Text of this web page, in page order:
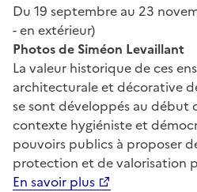
Du 19 septembre au 23
- en extérieur)
Photos de Siméon Levaillant
La valeur historique de ces
architecturale et décorative
se sont développés au début
contexte hygiéniste et
pouvoirs publics à proposer
protection et de valorisation
En savoir plus